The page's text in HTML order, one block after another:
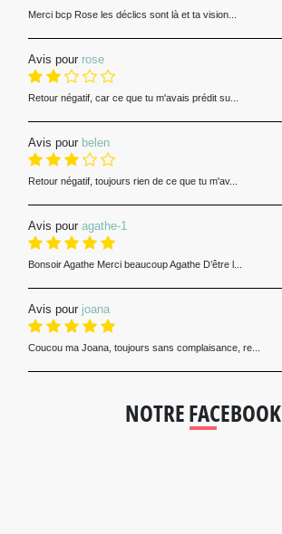
Merci bcp Rose les déclics sont là et ta vision...
Avis pour rose
Retour négatif, car ce que tu m'avais prédit su...
Avis pour belen
Retour négatif, toujours rien de ce que tu m'av...
Avis pour agathe-1
Bonsoir Agathe Merci beaucoup Agathe D’être l...
Avis pour joana
Coucou ma Joana, toujours sans complaisance, re...
NOTRE FACEBOOK